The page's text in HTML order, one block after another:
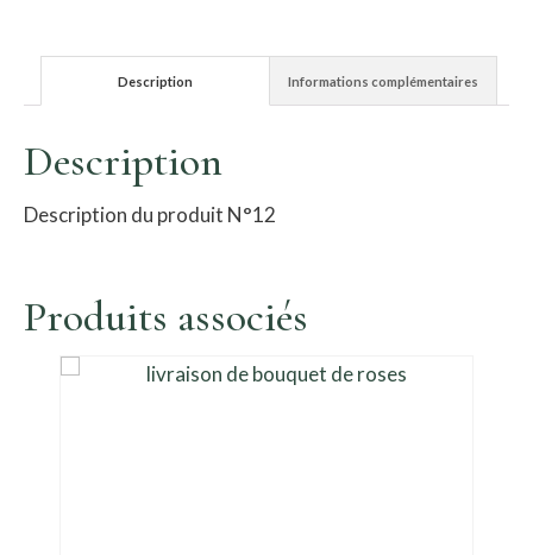
Description Informations complémentaires
Description
Description du produit N°12
Produits associés